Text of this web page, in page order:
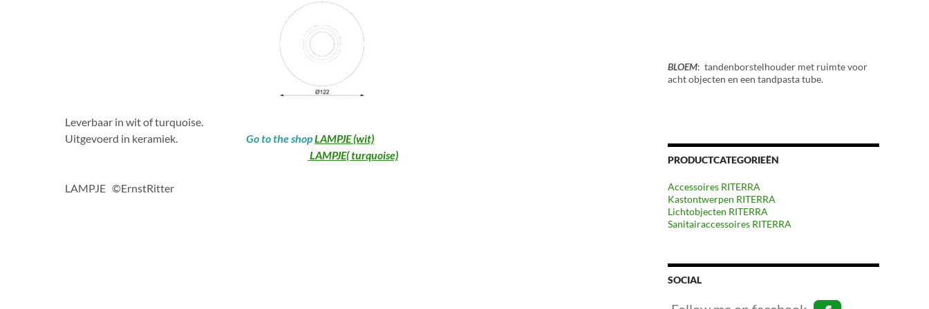
Leverbaar in wit of turquoise.
Uitgevoerd in keramiek.
Go to the shopLAMPJE (wit)
LAMPJE( turquoise)
LAMPJE ©ErnstRitter
BLOEM: tandenborstelhouder met ruimte voor
acht objecten en een tandpasta tube.
PRODUCTCATEGORIEËN
Accessoires RITERRA
Kastontwerpen RITERRA
Lichtobjecten RITERRA
Sanitairaccessoires RITERRA
SOCIAL